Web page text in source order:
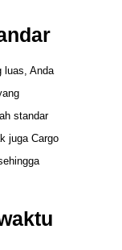
luas, Anda
standar
juga Cargo